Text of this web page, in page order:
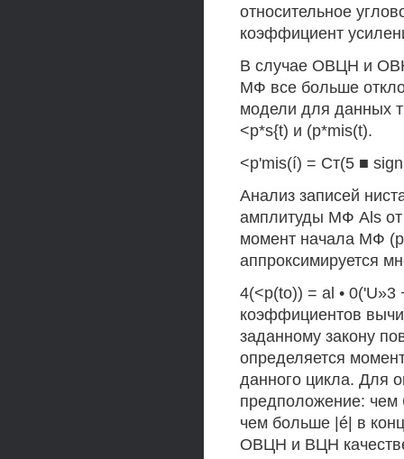
относительное
коэффициент
В случае ОВЦН и
МФ все больше
модели для данных
<p*s{t) и (p*mis(t).
<p'mis(í) = Ст(5 ■
Анализ записей
амплитуды МФ Als от
момент начала МФ
аппроксимируется
4(<p(to)) = al •
коэффициентов
заданному закону
определяется
данного цикла. Для
предположение: чем
чем больше |é| в
ОВЦН и ВЦН